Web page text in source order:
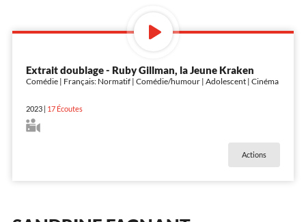
Extrait doublage - Ruby Gillman, la Jeune Kraken
Comédie | Français: Normatif | Comédie/humour | Adolescent | Cinéma
2023| 17Écoutes
Actions